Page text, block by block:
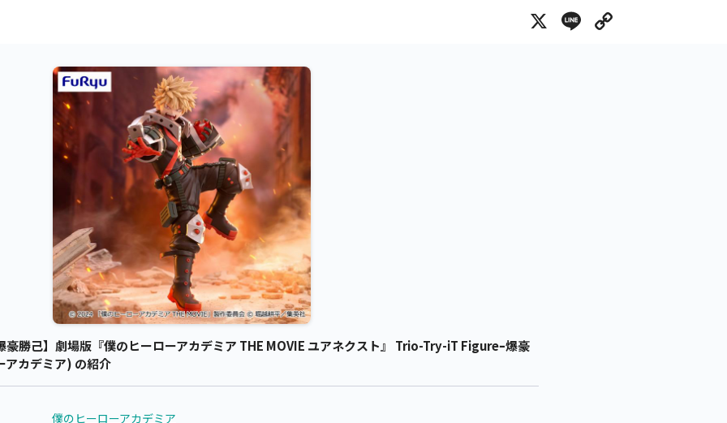
ね
X Line
豪勝己】劇場版『僕のヒーローアカデミア THE MOVIE ユアネクスト』 Trio-Try-iT Figureｰ爆豪
アカデミア) の紹介
僕のヒーローアカデミア